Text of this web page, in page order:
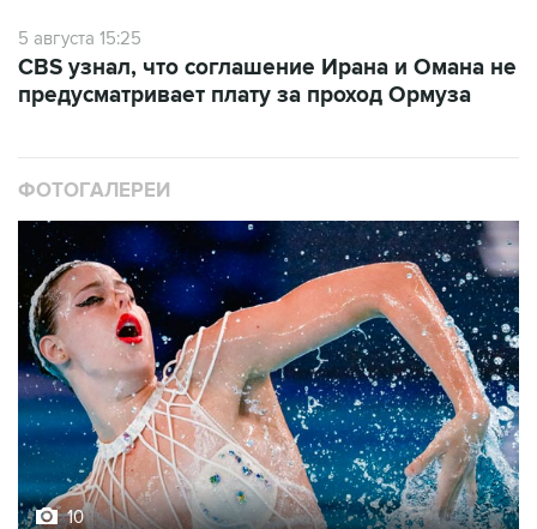
5 августа 15:25
CBS узнал, что соглашение Ирана и Омана не
предусматривает плату за проход Ормуза
ФОТОГАЛЕРЕИ
10